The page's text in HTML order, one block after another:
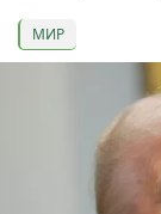
МИР